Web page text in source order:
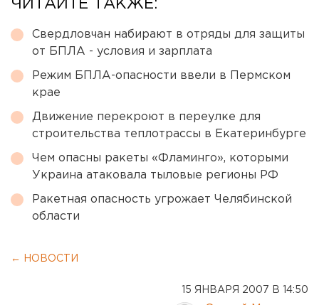
ЧИТАЙТЕ ТАКЖЕ:
Свердловчан набирают в отряды для защиты
от БПЛА - условия и зарплата
Режим БПЛА-опасности ввели в Пермском
крае
Движение перекроют в переулке для
строительства теплотрассы в Екатеринбурге
Чем опасны ракеты «Фламинго», которыми
Украина атаковала тыловые регионы РФ
Ракетная опасность угрожает Челябинской
области
← НОВОСТИ
15 ЯНВАРЯ 2007 В 14:50